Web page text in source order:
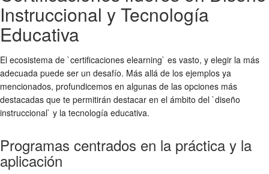
Instruccional y Tecnología
Educativa
El ecosistema de `certificaciones elearning` es vasto, y elegir la más
adecuada puede ser un desafío. Más allá de los ejemplos ya
mencionados, profundicemos en algunas de las opciones más
destacadas que te permitirán destacar en el ámbito del `diseño
instruccional` y la tecnología educativa.
Programas centrados en la práctica y la
aplicación